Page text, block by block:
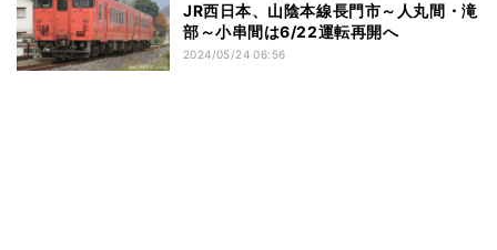
JR西日本、山陰本線長門市～人丸間・滝
部～小串間は6/22運転再開へ
2024/05/24 06:56